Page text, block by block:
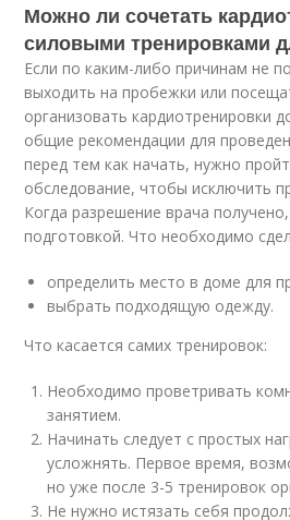
Можно ли сочетать
силовыми тренировками
Если по каким-либо причинам не
выходить на пробежки или
организовать кардиотренировки
общие рекомендации для
перед тем как начать, нужно
обследование, чтобы исключить
Когда разрешение врача
подготовкой. Что необходимо
определить место в доме для
выбрать подходящую одежду.
Что касается самих тренировок:
Необходимо проветривать
занятием.
Начинать следует с простых
усложнять. Первое время,
но уже после 3-5 тренировок
Не нужно истязать себя